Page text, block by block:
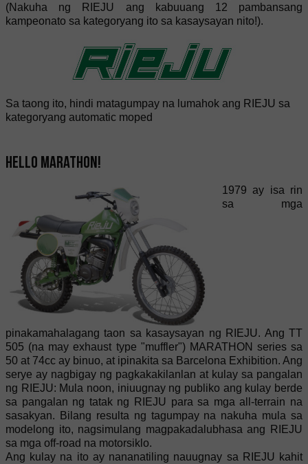
(Nakuha ng RIEJU ang kabuuang 12 pambansang
kampeonato sa kategoryang ito sa kasaysayan nito!).
Sa taong ito, hindi matagumpay na lumahok ang RIEJU sa
kategoryang automatic moped
Hello Marathon!
1979 ay isa rin
sa mga
pinakamahalagang taon sa kasaysayan ng RIEJU. Ang TT
505 (na may exhaust type "muffler") MARATHON series sa
50 at 74cc ay binuo, at ipinakita sa Barcelona Exhibition. Ang
serye ay nagbigay ng pagkakakilanlan at kulay sa pangalan
ng RIEJU: Mula noon, iniuugnay ng publiko ang kulay berde
sa pangalan ng tatak ng RIEJU para sa mga all-terrain na
sasakyan. Bilang resulta ng tagumpay na nakuha mula sa
modelong ito, nagsimulang magpakadalubhasa ang RIEJU
sa mga off-road na motorsiklo.
Ang kulay na ito ay nananatiling nauugnay sa RIEJU kahit